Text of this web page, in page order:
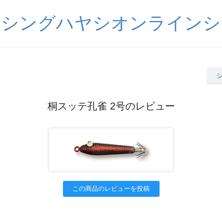
ングハヤシオンライン
桐スッテ孔雀 2号のレビュー
この商品のレビューを投稿